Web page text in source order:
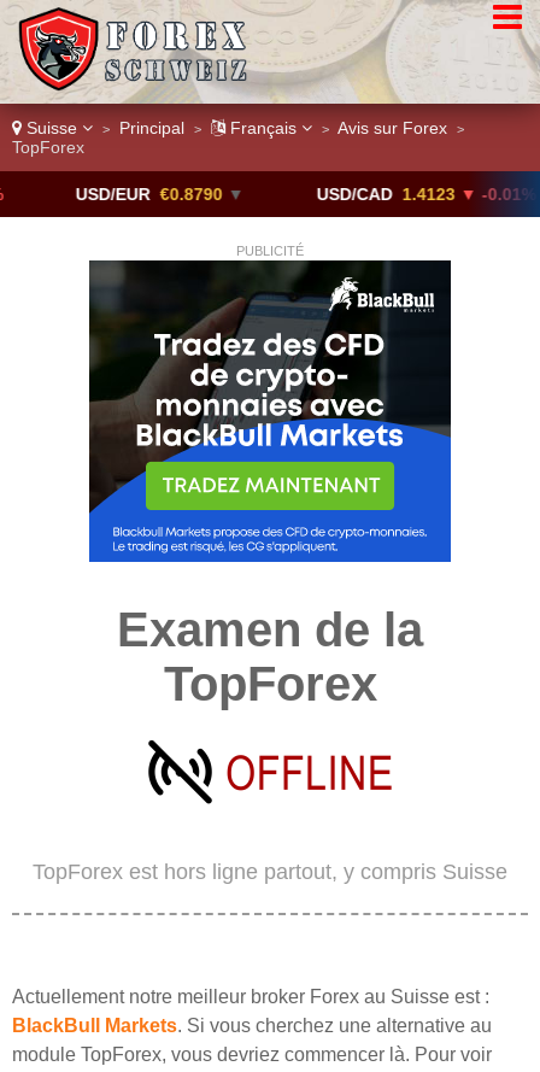
Suisse > Principal > Français > Avis sur Forex >
TopForex
USD/EUR €0.8790 ▼ USD/CAD 1.4123 ▼ -0.01%
PUBLICITÉ
Examen de la
TopForex
TopForex est hors ligne partout, y compris Suisse
Actuellement notre meilleur broker Forex au Suisse est :
BlackBull Markets. Si vous cherchez une alternative au
module TopForex, vous devriez commencer là. Pour voir